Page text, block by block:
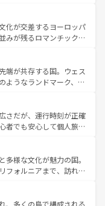
異なるスペインはその個
人を魅了する。 なお、新着のスペイン情報は コ
華麗な宮殿、歴史的な大
な自然が、訪れる者を心
美食の国としても知ら
ンス、プロヴァンスの
な楽しみ方が可能だ。さ
溢れており、どの街角に
全く異なる文化を体験で
ランス情報はコンテンツ一覧
化が交差するヨーロッパ
みが残るロマンチック街
飽きることがない。ベ
州のアルプスの絶景、そ
った風景は必見。ビール
なお、新着の
照してほしい。
端が共存する国。ウェス
ようなランドマーク、歴
た、優雅なアフタヌーン
い英国パブ、サッカー観
験も豊富。イギリスを旅
さだが、運行時刻が正確
者でも安心して個人旅行
ならではのユニークな
でなく町歩きも満喫する
ため物価も高いが、旅行
できる。 なお、新
を参照してほしい。
多様な文化が魅力の国。
フォルニアまで、訪れる
ピング、エンターテイ
ットだ。一方、アメリカ
、多くの島で構成される